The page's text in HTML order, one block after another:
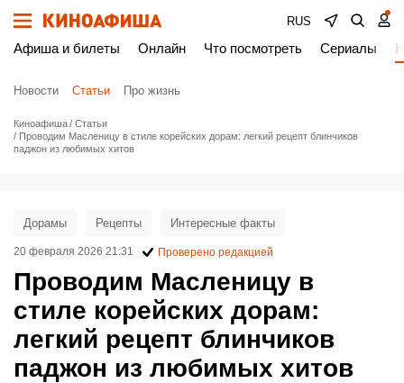
RUS
Афиша и билеты Онлайн Что посмотреть Сериалы
Новости Статьи Про жизнь
Киноафиша
Статьи
Проводим Масленицу в стиле корейских дорам: легкий рецепт блинчиков
паджон из любимых хитов
Проводим Масленицу в
стиле корейских дорам:
легкий рецепт блинчиков
паджон из любимых хитов
Дорамы Рецепты Интересные факты
20 февраля 2026 21:31 Проверено редакцией